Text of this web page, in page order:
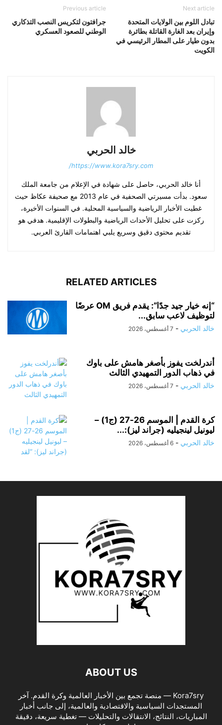
Previous article
جرافتون لتكريس النصب التذكاري
الوطني للصعود العسكري
Next article
تبادل اللوم بين الولايات المتحدة
وإيران بعد الغارة القاتلة بطائرة
بدون طيار على المطار الرئيسي في
الكويت
خالد الحربي
https://www.kora7sry.com/
أنا خالد الحربي، حاصل على شهادة في الإعلام من جامعة الملك
سعود. بدأت مسيرتي الصحفية في عام 2013 مع صحيفة عكاظ حيث
غطيت الأخبار الرياضية والسياسية المحلية. في السنوات الأخيرة،
ركزت على تحليل الأحداث الرياضية والبطولات الإقليمية. هدفي هو
تقديم محتوى دقيق وسريع يلبي اهتمامات القارئ العربي.
RELATED ARTICLES
“إنه خيار جيد جدًا”: يقدم فريق OM عرضًا
لتوظيف لاعب سابق...
خالد الحربي - 7 أغسطس، 2026
أندرلخت يفوز بأصغر هامش على باوك
في ذهاب الدور التمهيدي الثالث
خالد الحربي - 7 أغسطس، 2026
كرة القدم | الموسم 26-27 (ج1) –
ليونيل لينجيليه (جراند ليز):...
خالد الحربي - 6 أغسطس، 2026
ABOUT US
Kora7sry — منصة تجمع بين الأخبار العالمية وكرة القدم. آخر
المستجدات السياسية والاقتصادية والعالمية، إلى جانب أخبار
المباريات، النتائج، الانتقالات والتحليلات — تغطية سريعة، دقيقة